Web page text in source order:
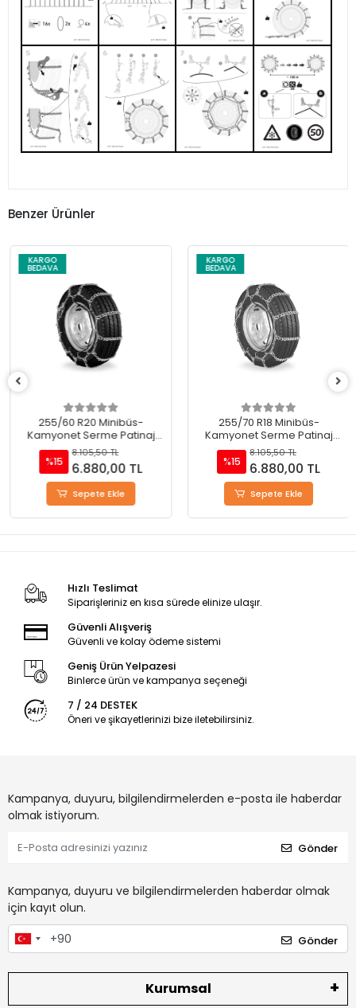
Benzer Ürünler
KARGO
BEDAVA
255/60 R20 Minibüs-
Kamyonet Serme Patinaj
Zinciri - M220
%15
8.105,50 TL
6.880,00 TL
Sepete Ekle
KARGO
BEDAVA
255/70 R18 Minibüs-
Kamyonet Serme Patinaj
Zinciri - M220
%15
8.105,50 TL
6.880,00 TL
Sepete Ekle
Hızlı Teslimat
Siparişleriniz en kısa sürede elinize ulaşır.
Güvenli Alışveriş
Güvenli ve kolay ödeme sistemi
Geniş Ürün Yelpazesi
Binlerce ürün ve kampanya seçeneği
7 / 24 DESTEK
Öneri ve şikayetlerinizi bize iletebilirsiniz.
Kampanya, duyuru, bilgilendirmelerden e-posta ile haberdar
olmak istiyorum.
Gönder
Kampanya, duyuru ve bilgilendirmelerden haberdar olmak
için kayıt olun.
Gönder
Kurumsal